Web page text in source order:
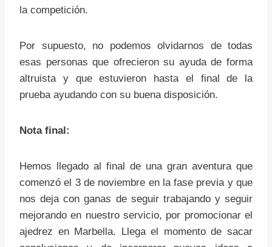
la competición.
Por supuesto, no podemos olvidarnos de todas
esas personas que ofrecieron su ayuda de forma
altruista y que estuvieron hasta el final de la
prueba ayudando con su buena disposición.
Nota final:
Hemos llegado al final de una gran aventura que
comenzó el 3 de noviembre en la fase previa y que
nos deja con ganas de seguir trabajando y seguir
mejorando en nuestro servicio, por promocionar el
ajedrez en Marbella. Llega el momento de sacar